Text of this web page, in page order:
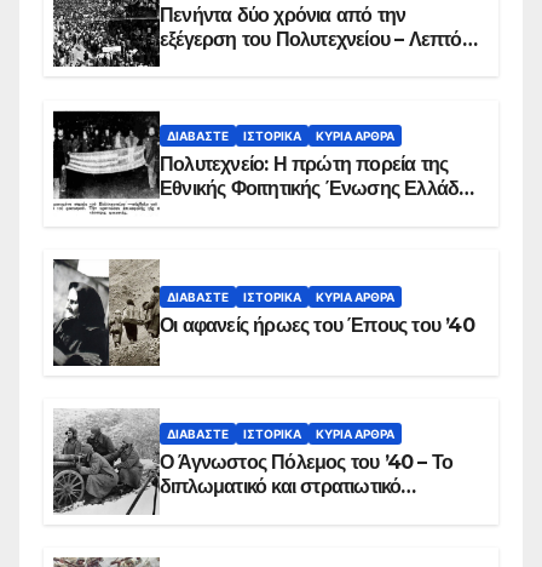
Πενήντα δύο χρόνια από την
εξέγερση του Πολυτεχνείου – Λεπτό
ΔΙΑΒΆΣΤΕ ΙΣΤΟΡΙΚΆ ΚΥΡΙΑ ΑΡΘΡΑ
Πολυτεχνείο: Η πρώτη πορεία της
Εθνικής Φοιτητικής Ένωσης Ελλάδος
ΔΙΑΒΆΣΤΕ ΙΣΤΟΡΙΚΆ ΚΥΡΙΑ ΑΡΘΡΑ
Οι αφανείς ήρωες του Έπους του ’40
ΔΙΑΒΆΣΤΕ ΙΣΤΟΡΙΚΆ ΚΥΡΙΑ ΑΡΘΡΑ
Ο Άγνωστος Πόλεμος του ’40 – Το
διπλωματικό και στρατιωτικό